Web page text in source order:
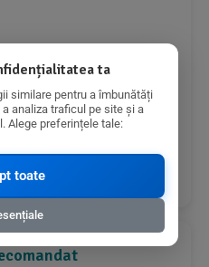
ta
similare pentru a îmbunătăți
analiza traficul pe site și a
Alege preferințele tale:
toate